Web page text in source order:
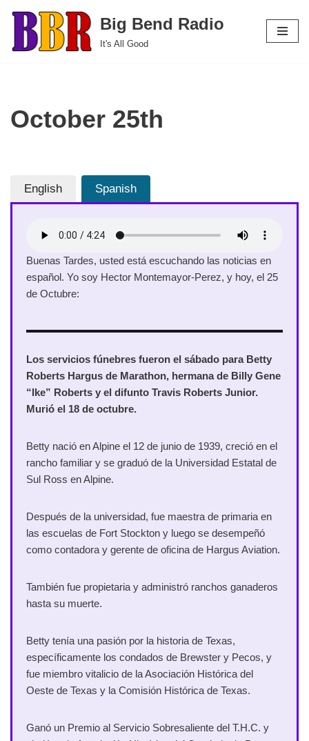
Skip
to
Big Bend Radio
It's All Good
October 25th
English Spanish
Buenas Tardes, usted está escuchando las noticias en
español. Yo soy Hector Montemayor-Perez, y hoy, el 25
de Octubre:
Los servicios fúnebres fueron el sábado para Betty
Roberts Hargus de Marathon, hermana de Billy Gene
“Ike” Roberts y el difunto Travis Roberts Junior.
Murió el 18 de octubre.
Betty nació en Alpine el 12 de junio de 1939, creció en el
rancho familiar y se graduó de la Universidad Estatal de
Sul Ross en Alpine.
Después de la universidad, fue maestra de primaria en
las escuelas de Fort Stockton y luego se desempeñó
como contadora y gerente de oficina de Hargus Aviation.
También fue propietaria y administró ranchos ganaderos
hasta su muerte.
Betty tenía una pasión por la historia de Texas,
específicamente los condados de Brewster y Pecos, y
fue miembro vitalicio de la Asociación Histórica del
Oeste de Texas y la Comisión Histórica de Texas.
Ganó un Premio al Servicio Sobresaliente del T.H.C. y